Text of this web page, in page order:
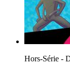
Hors-Série -